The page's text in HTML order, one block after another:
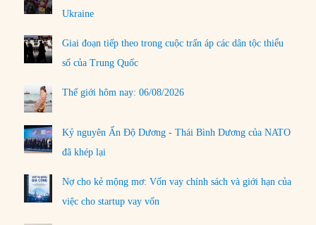
Ukraine
Giai đoạn tiếp theo trong cuộc trấn áp các dân tộc thiểu
số của Trung Quốc
Thế giới hôm nay: 06/08/2026
Kỷ nguyên Ấn Độ Dương - Thái Bình Dương của NATO
đã khép lại
Nợ cho kẻ mộng mơ: Vốn vay chính sách và giới hạn của
việc cho startup vay vốn